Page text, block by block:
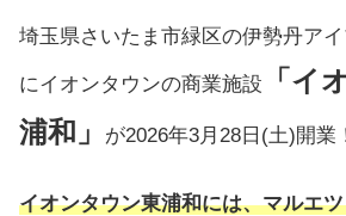
埼玉県さいたま市緑区の伊勢丹ア
にイオンタウンの商業施設
「イ
浦和」
が2026年3月28日(土)開業
イオンタウン東浦和には、マルエ